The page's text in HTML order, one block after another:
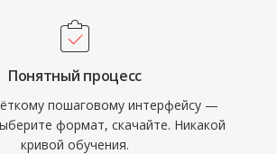
Понятный процесс
пошаговому интерфейсу —
формат, скачайте. Никакой
кривой обучения.